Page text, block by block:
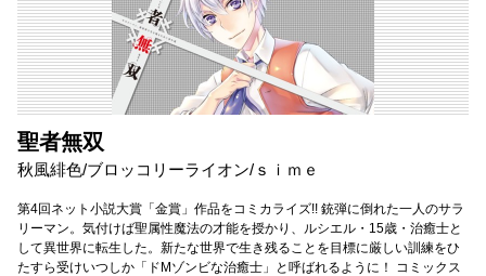
聖者無双
秋風緋色/ブロッコリーライオン/ ｓｉｍｅ
第4回ネット小説大賞「金賞」作品をコミカライズ!! 銃弾に倒れた一人のサラ
リーマン。気付けば聖属性魔法の才能を授かり、ルシエル・15歳・治癒士と
して異世界に転生した。新たな世界で生き残ることを目標に厳しい訓練をひ
たすら受けいつしか「ドMゾンビな治癒士」と呼ばれるように！ コミックス